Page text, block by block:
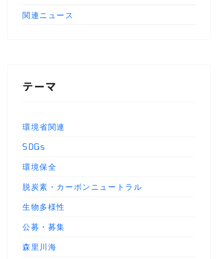
関連ニュース
テーマ
環境省関連
SDGs
環境保全
脱炭素・カーボンニュートラル
生物多様性
公募・募集
森里川海